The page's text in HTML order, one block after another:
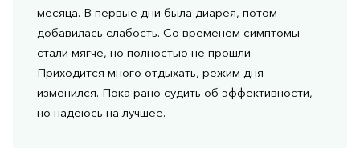
месяца. В первые дни была диарея, потом
добавилась слабость. Со временем симптомы
стали мягче, но полностью не прошли.
Приходится много отдыхать, режим дня
изменился. Пока рано судить об эффективности,
но надеюсь на лучшее.